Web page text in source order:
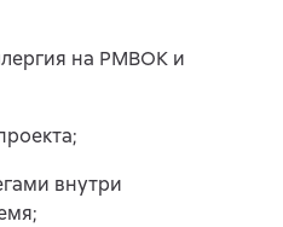
на PMBOK и
внутри